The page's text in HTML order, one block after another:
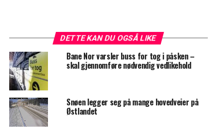
DETTE KAN DU OGSÅ LIKE
Bane Nor varsler buss for tog i påsken –
skal gjennomføre nødvendig vedlikehold
Snøen legger seg på mange hovedveier på
Østlandet